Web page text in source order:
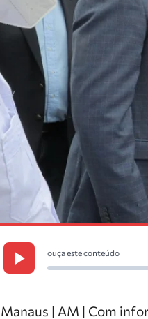
ouça este conteúdo
Manaus | AM | Com